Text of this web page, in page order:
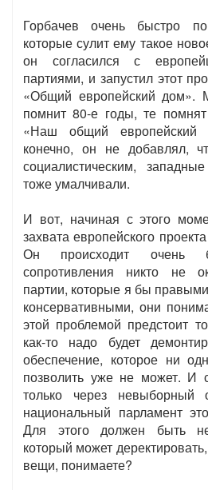
Горбачев очень быстро
которые сулит ему такое
он согласился с
партиями, и запустил этот
«Общий европейский дом».
помнит 80-е годы, те
«Наш общий
конечно, он не добавлял,
социалистическим,
тоже умалчивали.
И вот, начиная с этого
захвата европейского
Он происходит очень
сопротивления никто не
партии, которые я бы
консервативными, они
этой проблемой предстоит
как-то надо будет
обеспечение, которое ни
позволить уже не может. И
только через невыборный
национальный парламент
Для этого должен быть
который может
вещи, понимаете?